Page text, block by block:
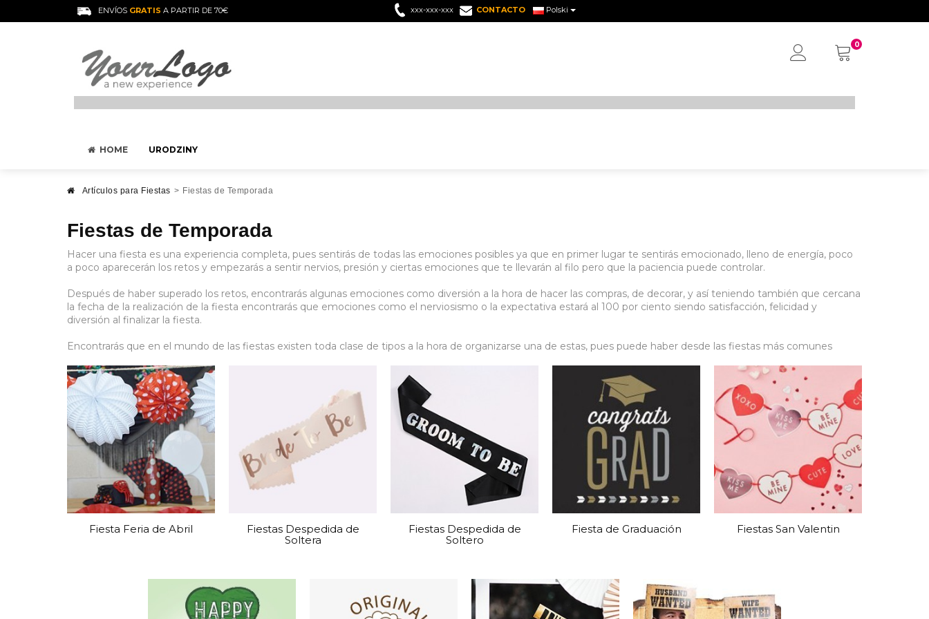
ENVÍOS GRATIS A PARTIR DE 70€ xxx-xxx-xxx CONTACTO Polski
0
HOME URODZINY
Artículos para Fiestas > Fiestas de Temporada
Fiestas de Temporada
Hacer una fiesta es una experiencia completa, pues sentirás de todas las emociones posibles ya que en primer lugar te sentirás emocionado, lleno de energía, poco
a poco aparecerán los retos y empezarás a sentir nervios, presión y ciertas emociones que te llevarán al filo pero que la paciencia puede controlar.
Después de haber superado los retos, encontrarás algunas emociones como diversión a la hora de hacer las compras, de decorar, y así teniendo también que cercana
la fecha de la realización de la fiesta encontrarás que emociones como el nerviosismo o la expectativa estará al 100 por ciento siendo satisfacción, felicidad y
diversión al finalizar la fiesta.
Encontrarás que en el mundo de las fiestas existen toda clase de tipos a la hora de organizarse una de estas, pues puede haber desde las fiestas más comunes
De igual manera se pueden encontrar fiestas que son mucho más planeadas y mucho más formales donde el número de invitados es mayor y se tiene una
temática que gira en torno a la hora de organizarse pudiendo encontrar fiestas de aniversario, fiestas de empresas, fiestas religiosas y muchas fiestas más por
organizar.
Si bien esto puede ser algo bastante extraño, en realidad las fiestas también se ven afectadas por temporadas encontrando en primer lugar a las fiestas dedicadas a
ciertas tradiciones adaptadas de modo comercial como Halloween y como Navidad o año nuevo.
De igual manera, podemos encontrar que algunas fiestas como las de bodas o las relacionadas a algunos sacramentos religiosos suelen celebrarse de manera más
frecuente durante algunas fechas cercanas siendo que esto marca una tendencia en el hecho de que algunas fiestas se celebran en torno a ciertas temporadas.
Una de las fiestas de temporada más conocida y más celebrada alrededor del mundo y que dentro de Estados Unidos suele ser la que más deja una derrama
económica y que involucra a más personas es sin lugar a dudas la noche de brujas.
Otra fiesta que resulta ser muy celebrada, que en realidad la mayoría del mundo espera y que incluso las empresa toman muy en serio, es Navidad la cual suele
celebrarse durante la temporada de invierno, durante el mes de diciembre, el último mes.
Fiesta Feria de Abril
Fiestas Despedida de
Soltera
Fiestas Despedida de
Soltero
Fiesta de Graduación Fiestas San Valentin